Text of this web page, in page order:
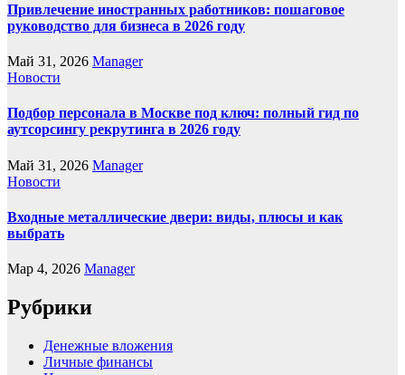
Привлечение иностранных работников: пошаговое
руководство для бизнеса в 2026 году
Май 31, 2026 Manager
Новости
Подбор персонала в Москве под ключ: полный гид по
аутсорсингу рекрутинга в 2026 году
Май 31, 2026 Manager
Новости
Входные металлические двери: виды, плюсы и как
выбрать
Мар 4, 2026 Manager
Рубрики
Денежные вложения
Личные финансы